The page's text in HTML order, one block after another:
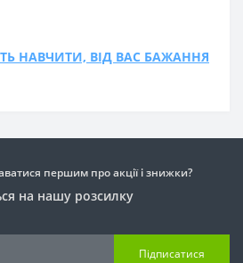
НАВЧИТИ, ВІД ВАС БАЖАННЯ
першим про акції і знижки?
на нашу розсилку
Підписатися